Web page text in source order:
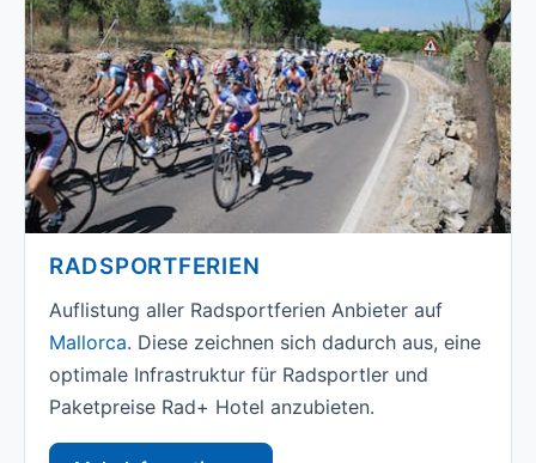
RADSPORTFERIEN
Auflistung aller Radsportferien Anbieter auf
Mallorca. Diese zeichnen sich dadurch aus, eine
optimale Infrastruktur für Radsportler und
Paketpreise Rad+ Hotel anzubieten.